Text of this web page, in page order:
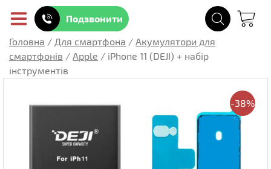
Подзвонити
Головна / Для смартфона / Акумулятори для
смартфонів / Apple / iPhone 11 (DEJI) + набір
інструментів
-38%